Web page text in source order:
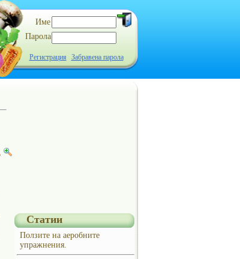
Име
Парола
Регистрация Забравена парола
Статии
Ползите на аеробните
упражнения.